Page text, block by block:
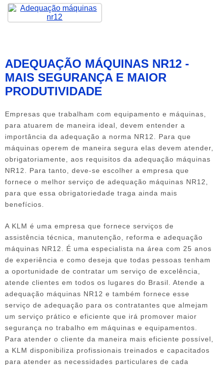
ADEQUAÇÃO MÁQUINAS NR12 -
MAIS SEGURANÇA E MAIOR
PRODUTIVIDADE
Empresas que trabalham com equipamento e máquinas,
para atuarem de maneira ideal, devem entender a
importância da adequação a norma NR12. Para que
máquinas operem de maneira segura elas devem atender,
obrigatoriamente, aos requisitos da adequação máquinas
NR12. Para tanto, deve-se escolher a empresa que
fornece o melhor serviço de adequação máquinas NR12,
para que essa obrigatoriedade traga ainda mais
benefícios.
A KLM é uma empresa que fornece serviços de
assistência técnica, manutenção, reforma e adequação
máquinas NR12. É uma especialista na área com 25 anos
de experiência e como deseja que todas pessoas tenham
a oportunidade de contratar um serviço de excelência,
atende clientes em todos os lugares do Brasil. Atende a
adequação máquinas NR12 e também fornece esse
serviço de adequação para os contratantes que almejam
um serviço prático e eficiente que irá promover maior
segurança no trabalho em máquinas e equipamentos.
Para atender o cliente da maneira mais eficiente possível,
a KLM disponibiliza profissionais treinados e capacitados
para atender as necessidades particulares de cada